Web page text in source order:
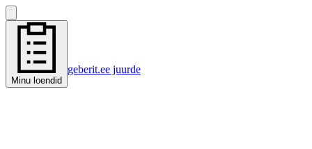
Minu loendid
geberit.ee juurde